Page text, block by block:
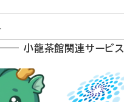
小龍茶館関連サービス